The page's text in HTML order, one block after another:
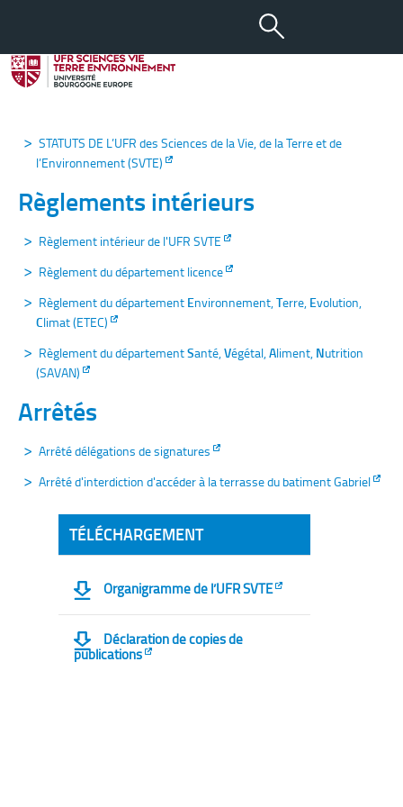
Statuts, règlements
intérieurs & arrêtés
STATUTS DE L’UFR des Sciences de la Vie, de la Terre et de
l’Environnement (SVTE)
Règlements intérieurs
Règlement intérieur de l'UFR SVTE
Règlement du département licence
Règlement du département Environnement,Terre, Evolution,
Climat (ETEC)
Règlement du départementSanté,Végétal,Aliment, Nutrition
(SAVAN)
Arrêtés
Arrêté délégations de signatures
Arrêté d'interdiction d'accéder à la terrasse du batiment Gabriel
TÉLÉCHARGEMENT
Organigramme de l’UFR SVTE
Déclaration de copies de
publications